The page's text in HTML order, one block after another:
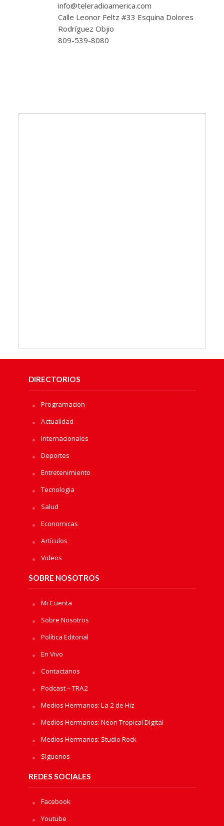
info@teleradioamerica.com
Calle Leonor Feltz #33 Esquina Dolores
Rodríguez Objio
809-539-8080
DIRECTORIOS
Programacion
Actualidad
Internacionales
Deportes
Entretenimiento
Tecnologia
Salud
Economicas
Artículos
Videos
SOBRE NOSOTROS
Mi Cuenta
Sobre Nosotros
Política Editorial
En Vivo
Contactanos
Podcast – TRA2
Medios Hermanos: La 2 de Hiz
Medios Hermanos: Neon Tropical Digital
Medios Hermanos: Studio Rock
Sìguenos
REDES SOCIALES
Facebook
Youtube